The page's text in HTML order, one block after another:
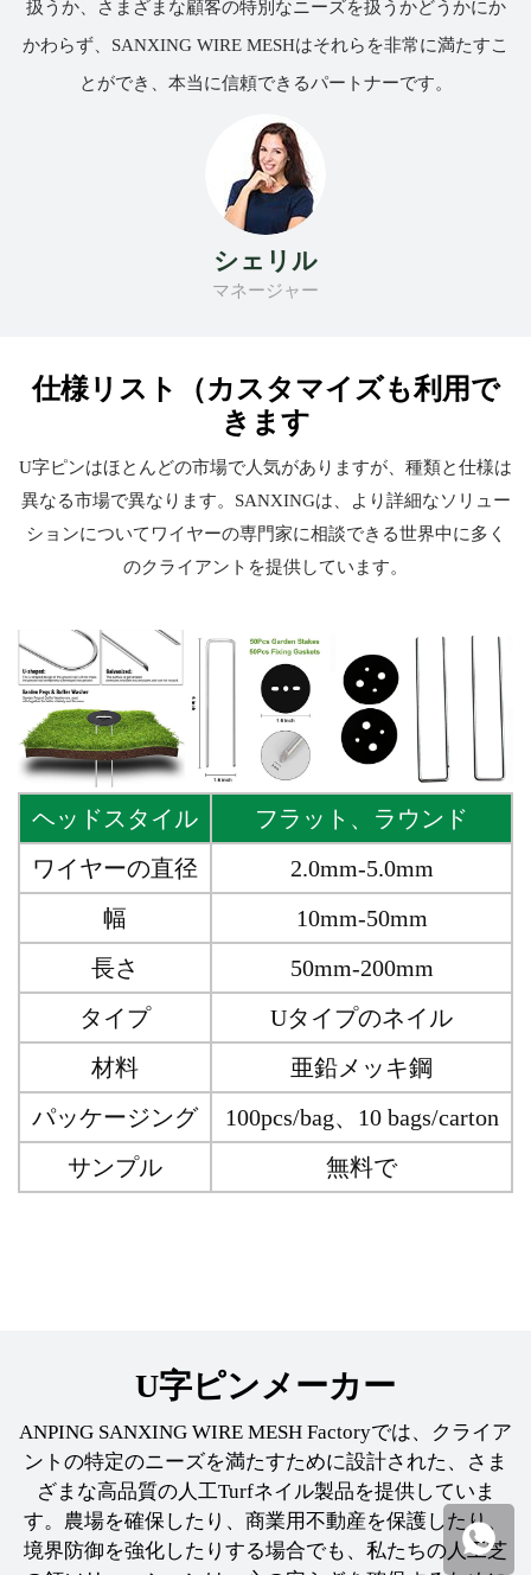
扱うか、さまざまな顧客の特別なニーズを扱うかどうかにか
かわらず、SANXING WIRE MESHはそれらを非常に満たすこ
とができ、本当に信頼できるパートナーです。
シェリル
マネージャー
仕様リスト（カスタマイズも利用で
きます
U字ピンはほとんどの市場で人気がありますが、種類と仕様は
異なる市場で異なります。SANXINGは、より詳細なソリュー
ションについてワイヤーの専門家に相談できる世界中に多く
のクライアントを提供しています。
ヘッドスタイル
フラット、ラウンド
ワイヤーの直径
2.0mm-5.0mm
幅
10mm-50mm
長さ
50mm-200mm
タイプ
Uタイプのネイル
材料
亜鉛メッキ鋼
パッケージング
100pcs/bag、10 bags/carton
サンプル
無料で
U字ピンメーカー
ANPING SANXING WIRE MESH Factoryでは、クライア
ントの特定のニーズを満たすために設計された、さま
ざまな高品質の人工Turfネイル製品を提供していま
す。 農場を確保したり、商業用不動産を保護したり、
境界防御を強化したりする場合でも、私たちの人工芝